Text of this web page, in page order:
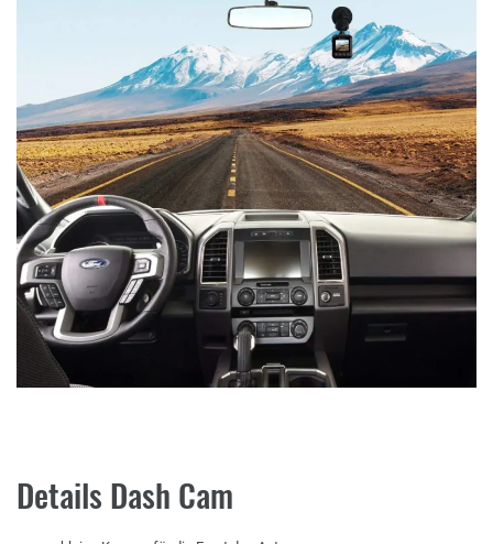
Details Dash Cam